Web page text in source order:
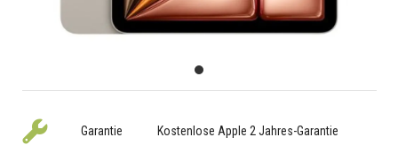
Garantie Kostenlose Apple 2 Jahres-Garantie